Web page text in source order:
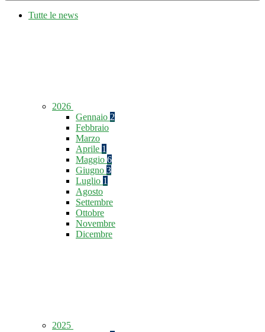
Tutte le news
2026
Gennaio 2
Febbraio
Marzo
Aprile 1
Maggio 6
Giugno 3
Luglio 1
Agosto
Settembre
Ottobre
Novembre
Dicembre
2025